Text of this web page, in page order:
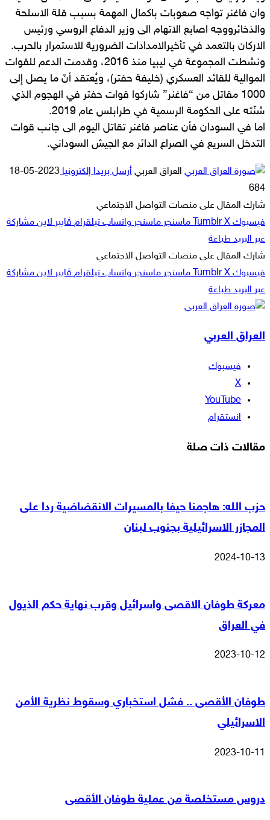
وان فاغنر تواجه صعوبات باكمال المهمة بسبب قلة الاسلحة
والذخائرووجه اصابع الاتهام الى وزير الدفاع الروسي ورئيس
الاركان بالتعمد في تأخيرالامدادات الضرورية للاستمرار بالحرب.
ونشطت المجموعة في ليبيا منذ 2016، وقدمت الدعم للقوات
الموالية للقائد العسكري (خليفة حفتر)، ويُعتقد أنّ ما يصل إلى
1000 مقاتل من “فاغنر” شاركوا قوات حفتر في الهجوم الذي
شنّته على الحكومة الرسمية في طرابلس عام 2019.
اما في السودان فأن عناصر فاغنر تقاتل اليوم الى جانب قوات
التدخل السريع في الصراع الدائر مع الجيش السوداني.
العراق العربي أرسل بريدا إلكترونيا 2023-05-18
684
شارك المقال على منصات التواصل الاجتماعي
فيسبوك ‫X ماسنجر ماسنجر واتساب تيلقرام ڤايبر لاين مشاركة
عبر البريد طباعة
شارك المقال على منصات التواصل الاجتماعي
فيسبوك ‫X ماسنجر ماسنجر واتساب تيلقرام ڤايبر لاين مشاركة
عبر البريد طباعة
العراق العربي
فيسبوك
‫X
‫YouTube
انستقرام
مقالات ذات صلة
حزب الله: هاجمنا حيفا بالمسيرات الانقضاضية ردا على
المجازر الاسرائيلية بجنوب لبنان
2024-10-13
معركة طوفان الاقصى واسرائيل وقرب نهاية حكم الذيول
في العراق
2023-10-12
طوفان الأقصى .. فشل استخباري وسقوط نظرية الأمن
الاسرائيلي
2023-10-11
دروس مستخلصة من عملية طوفان الأقصى